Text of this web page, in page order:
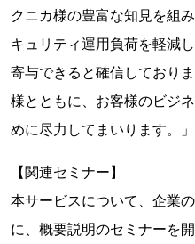
クニカ様の豊富な知見を組
キュリティ運用負荷を軽減
寄与できると確信しており
様とともに、お客様のビジ
めに尽力してまいります。」
【関連セミナー】
本サービスについて、企業
に、概要説明のセミナーを開